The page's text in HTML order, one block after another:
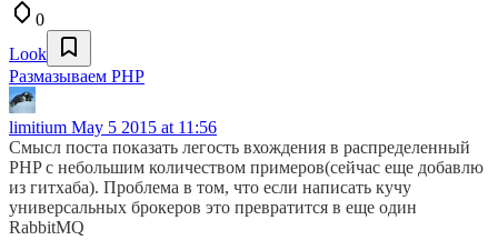
0
Look
Размазываем PHP
limitium May 5 2015 at 11:56
Смысл поста показать легость вхождения в распределенный
PHP с небольшим количеством примеров(сейчас еще добавлю
из гитхаба). Проблема в том, что если написать кучу
универсальных брокеров это превратится в еще один
RabbitMQ